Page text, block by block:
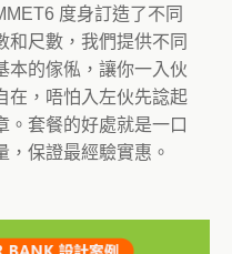
度身訂造了不同
和尺數，我們提供不同
本的傢俬，讓你一入伙
在，唔怕入左伙先諗起
。套餐的好處就是一口
，保證最經驗實惠。